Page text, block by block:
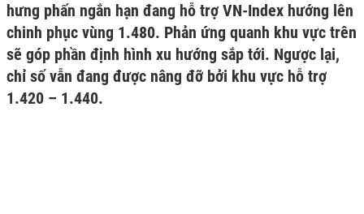
hưng phấn ngắn hạn đang hỗ trợ VN-Index hướng lên
chinh phục vùng 1.480. Phản ứng quanh khu vực trên
sẽ góp phần định hình xu hướng sắp tới. Ngược lại,
chỉ số vẫn đang được nâng đỡ bởi khu vực hỗ trợ
1.420 – 1.440.